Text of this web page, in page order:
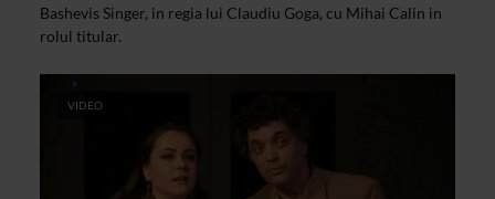
Bashevis Singer, in regia lui Claudiu Goga, cu Mihai Calin in
rolul titular.
VIDEO